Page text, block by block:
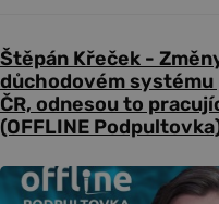
Štěpán Křeček -
důchodovém
ČR, odnesou to
(OFFLINE